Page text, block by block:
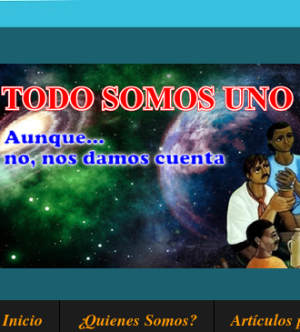
Inicio ¿Quienes Somos? Artículos